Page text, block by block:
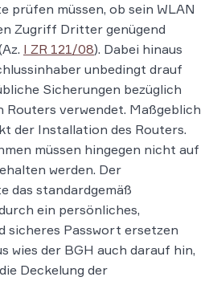
prüfen müssen, ob sein WLAN
Zugriff Dritter genügend
I ZR 121/08). Dabei hinaus
unbedingt drauf
Sicherungen bezüglich
Routers verwendet. Maßgeblich
der Installation des Routers.
müssen hingegen nicht auf
werden. Der
das standardgemäß
ein persönliches,
sicheres Passwort ersetzen
wies der BGH auch darauf hin,
Deckelung der